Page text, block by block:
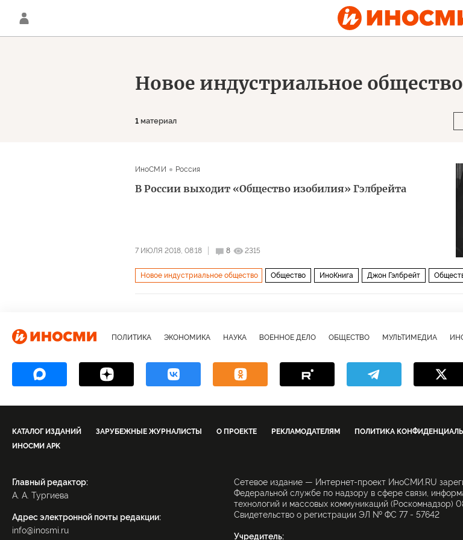
Новое индустриальное общество
1 материал
ИноСМИ Россия
В России выходит «Общество изобилия» Гэлбрейта
7 ИЮЛЯ 2018, 08:18 8 2315
Новое индустриальное общество Общество ИноКнига Джон Гэлбрейт
ПОЛИТИКА ЭКОНОМИКА НАУКА ВОЕННОЕ ДЕЛО ОБЩЕСТВО МУЛЬТИМЕДИА
КАТАЛОГ ИЗДАНИЙ ЗАРУБЕЖНЫЕ ЖУРНАЛИСТЫ О ПРОЕКТЕ РЕКЛАМОДАТЕЛЯМ ПОЛИТИКА
ИНОСМИ APK
Главный редактор:
А. А. Тургиева
Адрес электронной почты редакции:
info@inosmi.ru
Сетевое издание — Интернет-проект ИноСМИ.RU
Федеральной службе по надзору в сфере связи,
технологий и массовых коммуникаций (Роскомнадзор)
Свидетельство о регистрации ЭЛ № ФС 77 - 57642
Учредитель: